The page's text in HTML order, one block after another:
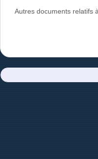
Autres documents relatifs